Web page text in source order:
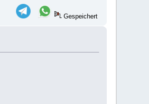
Gespeichert